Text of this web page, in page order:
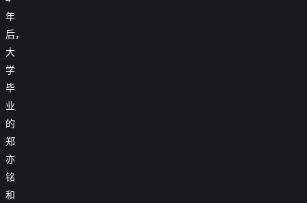
年
后，
大
学
毕
业
的
郑
亦
铭
和